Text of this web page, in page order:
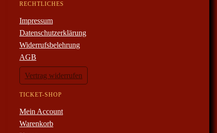
RECHTLICHES
Impressum
Datenschutzerklärung
Widerrufsbelehrung
AGB
Vertrag widerrufen
TICKET-SHOP
Mein Account
Warenkorb